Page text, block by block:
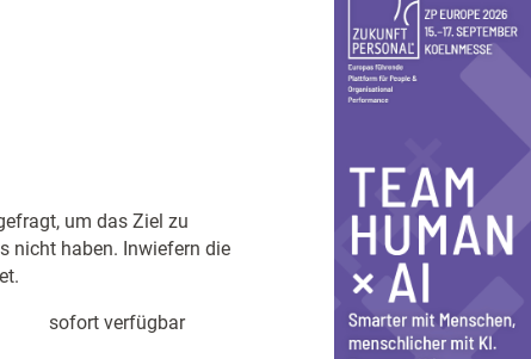
um das Ziel zu
nicht haben. Inwiefern die
sofort verfügbar